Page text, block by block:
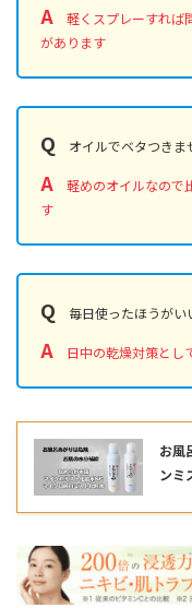
A 軽くスプレーすれば
があります
Q オイルでベタつきま
A 軽めのオイルなので
す
Q 毎日使ったほうがい
A 日中の乾燥対策とし
お風
ンミ